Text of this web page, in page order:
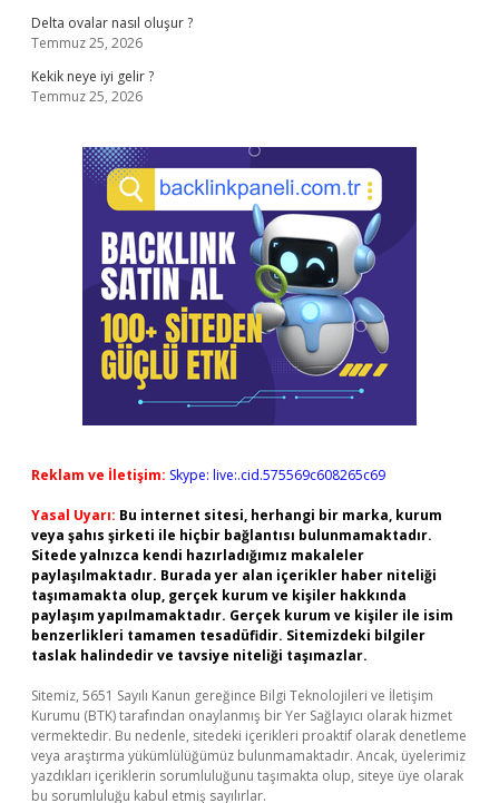
Delta ovalar nasıl oluşur ?
Temmuz 25, 2026
Kekik neye iyi gelir ?
Temmuz 25, 2026
Reklam ve İletişim: Skype: live:.cid.575569c608265c69
Yasal Uyarı: Bu internet sitesi, herhangi bir marka, kurum
veya şahıs şirketi ile hiçbir bağlantısı bulunmamaktadır.
Sitede yalnızca kendi hazırladığımız makaleler
paylaşılmaktadır. Burada yer alan içerikler haber niteliği
taşımamakta olup, gerçek kurum ve kişiler hakkında
paylaşım yapılmamaktadır. Gerçek kurum ve kişiler ile isim
benzerlikleri tamamen tesadüfidir. Sitemizdeki bilgiler
taslak halindedir ve tavsiye niteliği taşımazlar.
Sitemiz, 5651 Sayılı Kanun gereğince Bilgi Teknolojileri ve İletişim
Kurumu (BTK) tarafından onaylanmış bir Yer Sağlayıcı olarak hizmet
vermektedir. Bu nedenle, sitedeki içerikleri proaktif olarak denetleme
veya araştırma yükümlülüğümüz bulunmamaktadır. Ancak, üyelerimiz
yazdıkları içeriklerin sorumluluğunu taşımakta olup, siteye üye olarak
bu sorumluluğu kabul etmiş sayılırlar.